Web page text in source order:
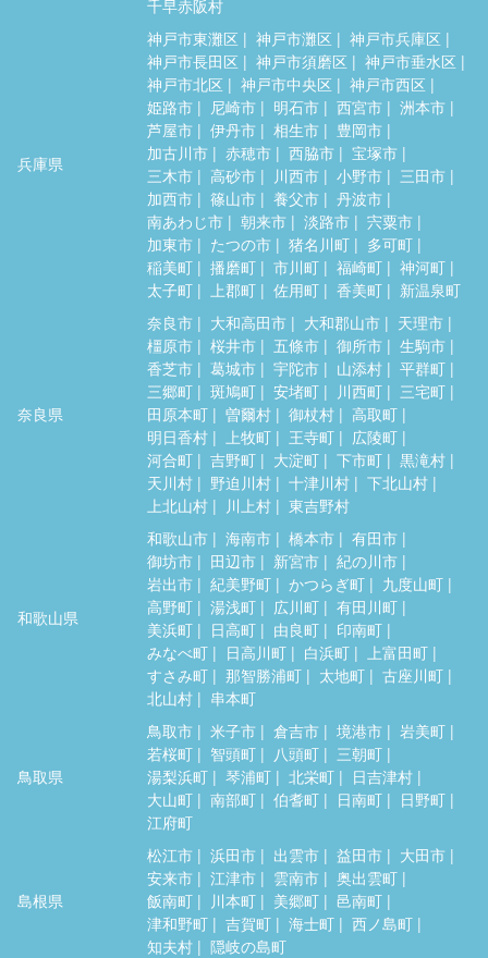
千早赤阪村
兵庫県
神戸市東灘区 神戸市灘区
神戸市兵庫区
神戸市長田区
神戸市須磨区
神戸市垂水区
神戸市北区
神戸市中央区
神戸市西区
姫路市
尼崎市 明石市 西宮市
洲本市
芦屋市
伊丹市 相生市
豊岡市
加古川市
赤穂市 西脇市
宝塚市
三木市
高砂市 川西市 小野市
三田市
加西市
篠山市 養父市
丹波市
南あわじ市
朝来市 淡路市
宍粟市
加東市
たつの市 猪名川町
多可町
稲美町
播磨町 市川町 福崎町
神河町
太子町
上郡町 佐用町 香美町 新温泉町
奈良県
奈良市 大和高田市 大和郡山市
天理市
橿原市
桜井市 五條市 御所市
生駒市
香芝市
葛城市 宇陀市 山添村
平群町
三郷町
斑鳩町 安堵町 川西町
三宅町
田原本町
曽爾村 御杖村
高取町
明日香村
上牧町 王寺町
広陵町
河合町
吉野町 大淀町 下市町
黒滝村
天川村
野迫川村 十津川村
下北山村
上北山村
川上村 東吉野村
和歌山県
和歌山市 海南市 橋本市
有田市
御坊市
田辺市 新宮市
紀の川市
岩出市
紀美野町 かつらぎ町
九度山町
高野町
湯浅町 広川町
有田川町
美浜町
日高町 由良町
印南町
みなべ町
日高川町 白浜町
上富田町
すさみ町
那智勝浦町 太地町
古座川町
北山村
串本町
鳥取県
鳥取市 米子市 倉吉市 境港市
岩美町
若桜町
智頭町 八頭町
三朝町
湯梨浜町
琴浦町 北栄町
日吉津村
大山町
南部町 伯耆町 日南町
日野町
江府町
島根県
松江市 浜田市 出雲市 益田市
大田市
安来市
江津市 雲南市
奥出雲町
飯南町
川本町 美郷町
邑南町
津和野町
吉賀町 海士町
西ノ島町
知夫村
隠岐の島町